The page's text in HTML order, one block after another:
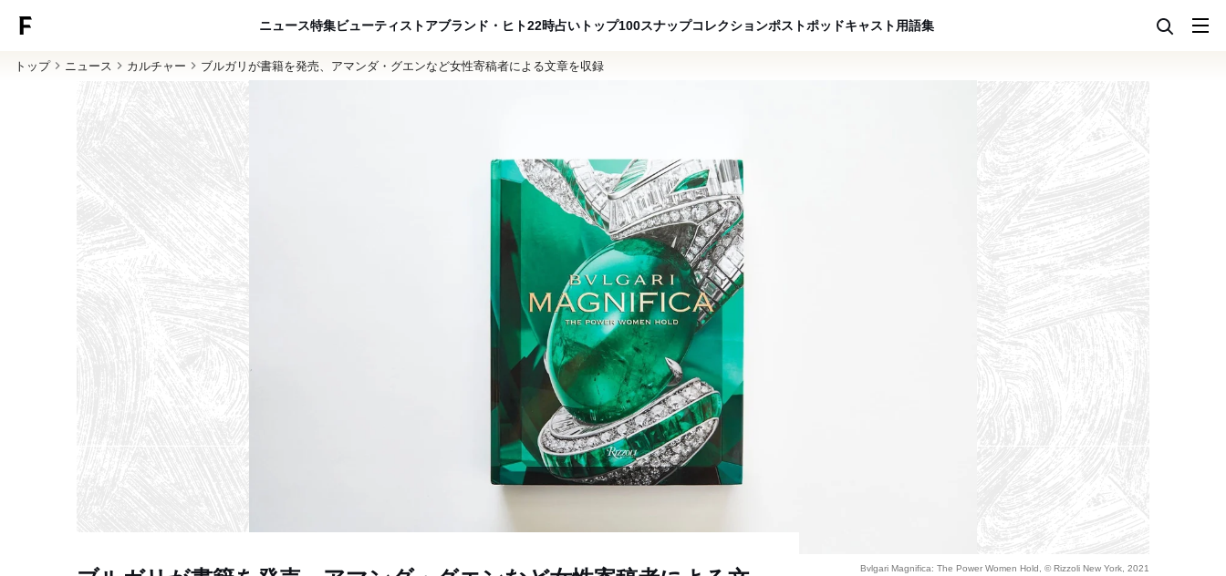
ニュース特集ビューティ ストアブランド・ヒト22時占い トップ100スナップコレクションポストポッドキャスト用語集
トップ ニュース カルチャー ブルガリが書籍を発売、アマンダ・グエンなど女性寄稿者による文章を収録
Bvlgari Magnifica: The Power Women Hold, © Rizzoli New York, 2021